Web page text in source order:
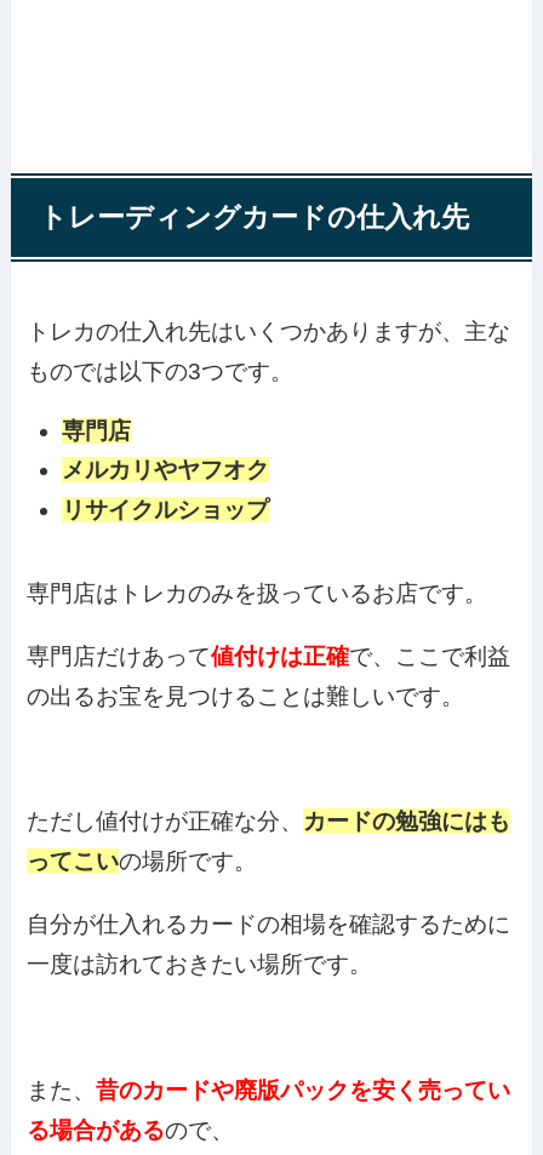
トレーディングカードの仕入れ先
トレカの仕入れ先はいくつかありますが、主な
ものでは以下の3つです。
専門店
メルカリやヤフオク
リサイクルショップ
専門店はトレカのみを扱っているお店です。
専門店だけあって値付けは正確で、ここで利益
の出るお宝を見つけることは難しいです。
ただし値付けが正確な分、 カードの勉強にはも
ってこいの場所です。
自分が仕入れるカードの相場を確認するために
一度は訪れておきたい場所です。
また、昔のカードや廃版パックを安く売ってい
る場合があるので、